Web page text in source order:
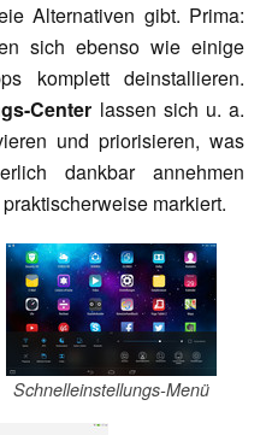
Alternativen gibt. Prima:
sich ebenso wie einige
komplett deinstallieren.
Center lassen sich u. a.
und priorisieren, was
dankbar annehmen
markiert.
Schnelleinstellungs-Menü